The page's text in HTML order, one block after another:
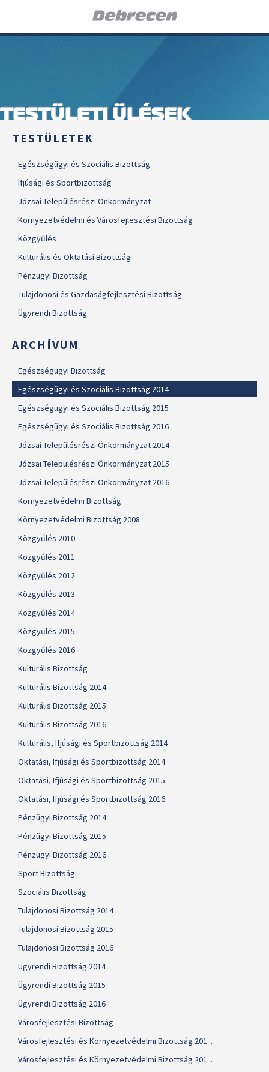
TESTÜLETI ÜLÉSEK
TESTÜLETEK
Egészségügyi és Szociális Bizottság
Ifjúsági és Sportbizottság
Józsai Településrészi Önkormányzat
Környezetvédelmi és Városfejlesztési Bizottság
Közgyűlés
Kulturális és Oktatási Bizottság
Pénzügyi Bizottság
Tulajdonosi és Gazdaságfejlesztési Bizottság
Ügyrendi Bizottság
ARCHÍVUM
Egészségügyi Bizottság
Egészségügyi és Szociális Bizottság 2014
Egészségügyi és Szociális Bizottság 2015
Egészségügyi és Szociális Bizottság 2016
Józsai Településrészi Önkormányzat 2014
Józsai Településrészi Önkormányzat 2015
Józsai Településrészi Önkormányzat 2016
Környezetvédelmi Bizottság
Környezetvédelmi Bizottság 2008
Közgyűlés 2010
Közgyűlés 2011
Közgyűlés 2012
Közgyűlés 2013
Közgyűlés 2014
Közgyűlés 2015
Közgyűlés 2016
Kulturális Bizottság
Kulturális Bizottság 2014
Kulturális Bizottság 2015
Kulturális Bizottság 2016
Kulturális, Ifjúsági és Sportbizottság 2014
Oktatási, Ifjúsági és Sportbizottság 2014
Oktatási, Ifjúsági és Sportbizottság 2015
Oktatási, Ifjúsági és Sportbizottság 2016
Pénzügyi Bizottság 2014
Pénzügyi Bizottság 2015
Pénzügyi Bizottság 2016
Sport Bizottság
Szociális Bizottság
Tulajdonosi Bizottság 2014
Tulajdonosi Bizottság 2015
Tulajdonosi Bizottság 2016
Ügyrendi Bizottság 2014
Ügyrendi Bizottság 2015
Ügyrendi Bizottság 2016
Városfejlesztési Bizottság
Városfejlesztési és Környezetvédelmi Bizottság 201...
Városfejlesztési és Környezetvédelmi Bizottság 201...